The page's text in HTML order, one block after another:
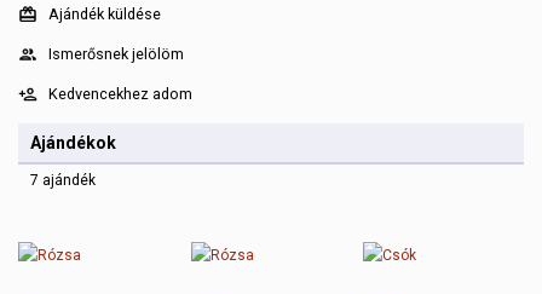
Ajándék küldése
Ismerősnek jelölöm
Kedvencekhez adom
Ajándékok
7 ajándék